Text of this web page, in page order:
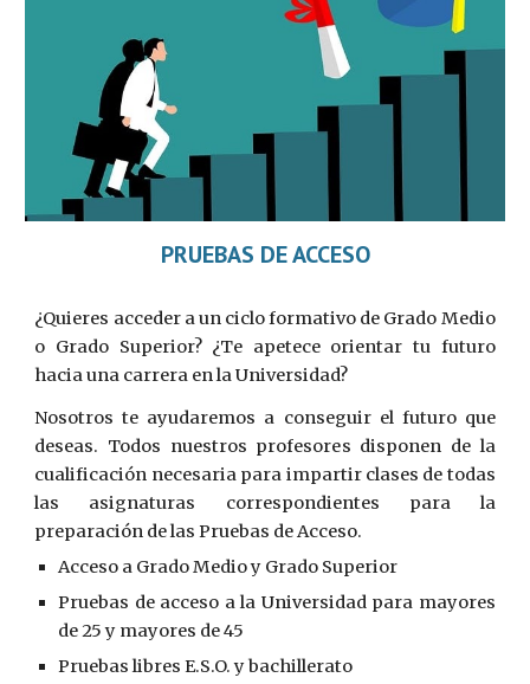
PRUEBAS DE ACCESO
¿Quieres acceder a un ciclo formativo de Grado Medio
o Grado Superior? ¿Te apetece orientar tu futuro
hacia una carrera en la Universidad?
Nosotros te ayudaremos a conseguir el futuro que
deseas. Todos nuestros profesores disponen de la
cualificación necesaria para impartir clases de todas
las asignaturas correspondientes para la
preparación de las Pruebas de Acceso.
Acceso a Grado Medio y Grado Superior
Pruebas de acceso a la Universidad para mayores
de 25 y mayores de 45
Pruebas libres E.S.O. y bachillerato